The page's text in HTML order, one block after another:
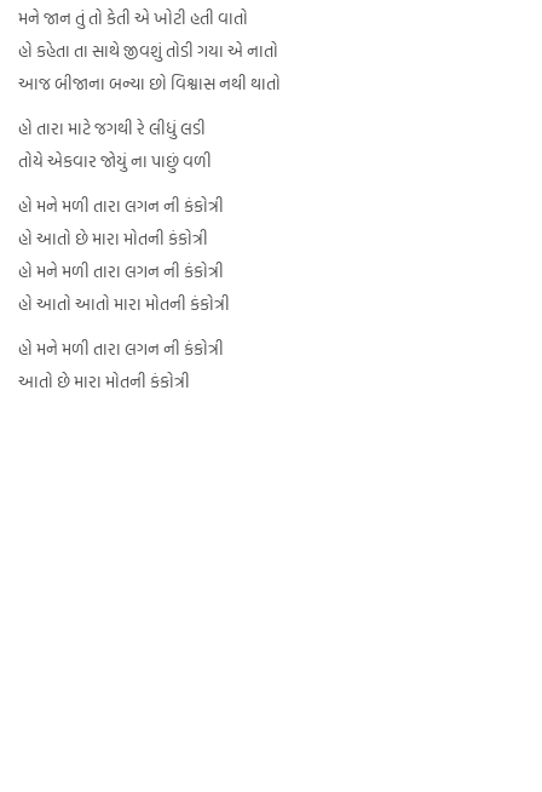
મને જાન તું તો કેતી એ ખોટી હતી વાતો
હો કહેતા તા સાથે જીવશું તોડી ગયા એ નાતો
આજ બીજાના બન્યા છો વિશ્વાસ નથી થાતો
હો તારા માટે જગથી રે લીધું લડી
તોયે એકવાર જોયું ના પાછું વળી
હો મને મળી તારા લગન ની કંકોત્રી
હો આતો છે મારા મોતની કંકોત્રી
હો મને મળી તારા લગન ની કંકોત્રી
હો આતો આતો મારા મોતની કંકોત્રી
હો મને મળી તારા લગન ની કંકોત્રી
આતો છે મારા મોતની કંકોત્રી